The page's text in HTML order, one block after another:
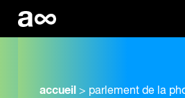
accueil > parlement de la